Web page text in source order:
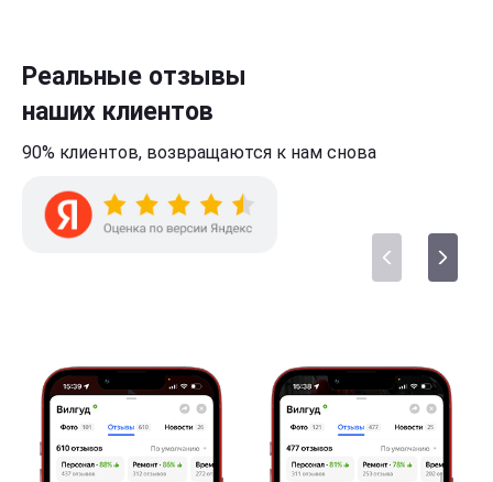
Реальные отзывы
наших клиентов
90% клиентов, возвращаются к нам снова